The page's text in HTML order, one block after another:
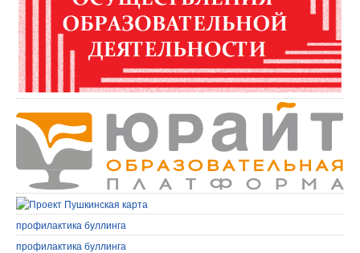
профилактика буллинга
профилактика буллинга